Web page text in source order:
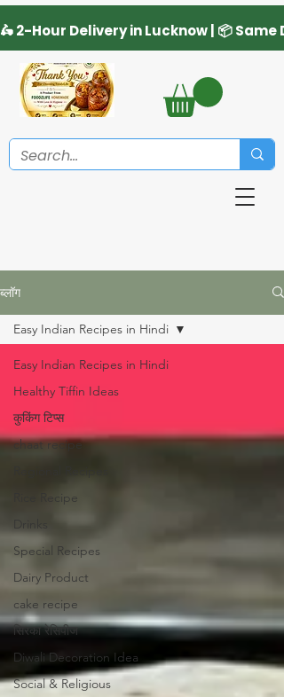
ब्लॉग
Easy Indian Recipes in Hindi
Healthy Tiffin Ideas
कुकिंग टिप्स
chaat recipe
Rice Recipe
Drinks
Special Recipes
Dairy Product
cake recipe
सिरका रेसिपीज
Diwali Decoration Idea
Social & Religious
Easy Indian Recipes in Hindi